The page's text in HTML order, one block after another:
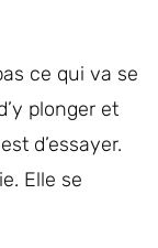
ce qui va se
plonger et
d’essayer.
Elle se